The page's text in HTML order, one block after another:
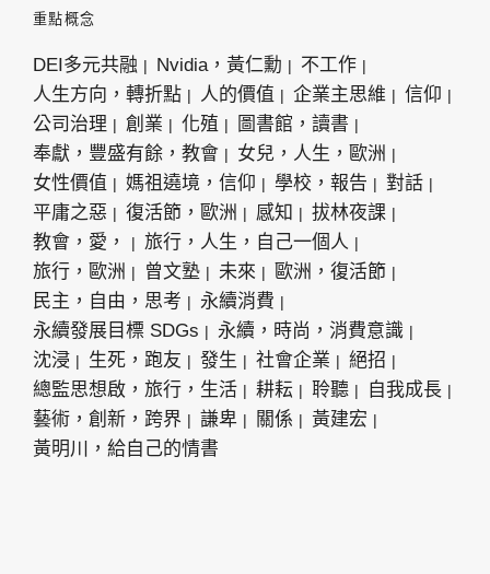
重點概念
DEI多元共融 Nvidia，黃仁勳
不工作
人生方向，轉折點
人的價值 企業主思維
信仰
公司治理
創業 化殖
圖書館，讀書
奉獻，豐盛有餘，教會
女兒，人生，歐洲
女性價值
媽祖遶境，信仰 學校，報告
對話
平庸之惡
復活節，歐洲 感知
拔林夜課
教會，愛，
旅行，人生，自己一個人
旅行，歐洲
曾文塾 未來
歐洲，復活節
民主，自由，思考
永續消費
永續發展目標 SDGs
永續，時尚，消費意識
沈浸
生死，跑友 發生 社會企業
絕招
總監思想啟，旅行，生活
耕耘 聆聽
自我成長
藝術，創新，跨界
謙卑 關係
黃建宏
黃明川，給自己的情書